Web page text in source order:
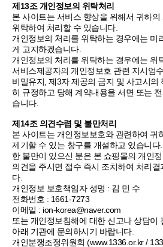
제13조 개인정보의 위탁처리
본 사이트는 서비스 향상을 위해서 귀하의
위탁하여 처리할 수 있습니다.
개인정보의 처리를 위탁하는 경우에는 미
게 고지하겠습니다.
개인정보의 처리를 위탁하는 경우에는 위
서비스제공자의 개인정보호 관련 지시엄
비밀유지, 제3자 제공의 금지 및 사고시의
히 규정하고 당해 계약내용을 서면 또는
습니다.
제14조 의견수렴 및 불만처리
본 사이트는 개인정보보호와 관련하여 귀
제기할 수 있는 창구를 개설하고 있습니다
한 불만이 있으신 분은 본 쇼핑몰의 개인
의견을 주시면 접수 즉시 조치하여 처리결
다.
개인정보 보호책임자 성명 : 김 민 수
전화번호 : 1661-7273
이메일 : ion-korea@naver.com
또는 개인정보침해에 대한 신고나 상담이
아래 기관에 문의하시기 바랍니다.
개인분쟁조정위원회 (www.1336.or.kr/